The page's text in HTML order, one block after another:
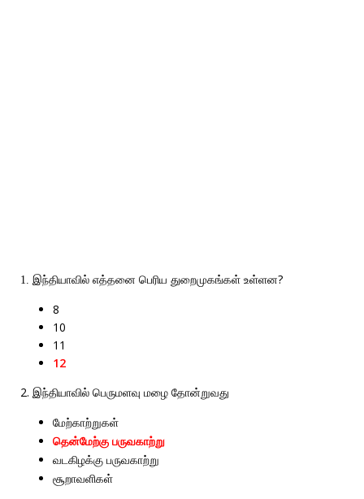
1. இந்தியாவில் எத்தனை பெரிய துறைமுகங்கள் உள்ளன?
8
10
11
12
2. இந்தியாவில் பெருமளவு மழை தோன்றுவது
மேற்காற்றுகள்
தென்மேற்கு பருவகாற்று
வடகிழக்கு பருவகாற்று
சூறாவளிகள்